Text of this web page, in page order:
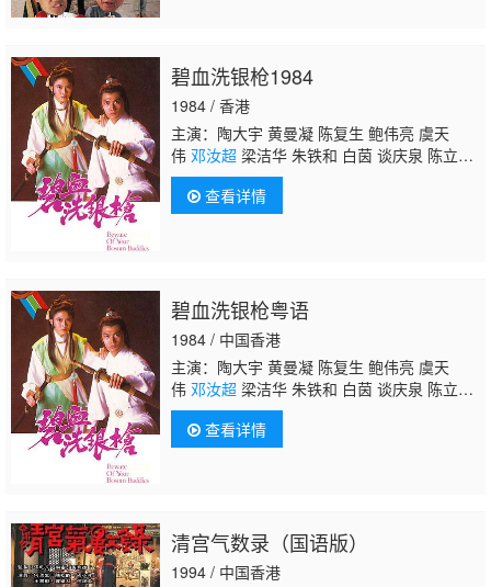
碧血洗银枪1984
1984 / 香港
主演：陶大宇 黄曼凝 陈复生 鲍伟亮 虞天
伟 邓汝超 梁洁华 朱铁和 白茵 谈庆泉 陈立
品 罗青浩 骏雄 徐广林 苏汉生 曾玮明 龙天
生 郑家生 谭一清 何璧坚 麦子云
查看详情
碧血洗银枪粤语
1984 / 中国香港
主演：陶大宇 黄曼凝 陈复生 鲍伟亮 虞天
伟 邓汝超 梁洁华 朱铁和 白茵 谈庆泉 陈立
品 罗青浩 骏雄 徐广林 苏汉生 曾玮明 龙天
生 郑家生 谭一清 何璧坚 麦子云
查看详情
清宫气数录（国语版）
1994 / 中国香港